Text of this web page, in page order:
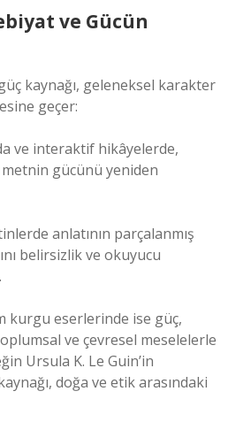
ve Gücün
kaynağı, geleneksel karakter
geçer:
ve interaktif hikâyelerde,
gücünü yeniden
anlatının parçalanmış
belirsizlik ve okuyucu
kurgu eserlerinde ise güç,
ve çevresel meselelerle
Ursula K. Le Guin’in
doğa ve etik arasındaki